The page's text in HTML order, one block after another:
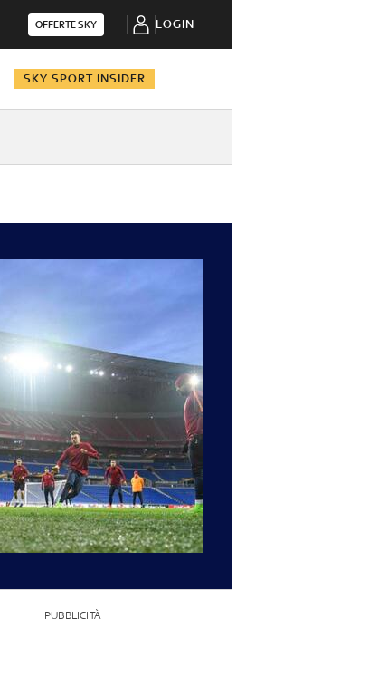
OFFERTE SKY LOGIN
SKY SPORT INSIDER
PUBBLICITÀ